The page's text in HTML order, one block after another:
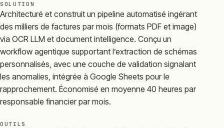
SOLUTION
Architecturé et construit un pipeline automatisé ingérant
des milliers de factures par mois (formats PDF et image)
via OCR LLM et document intelligence. Conçu un
workflow agentique supportant l’extraction de schémas
personnalisés, avec une couche de validation signalant
les anomalies, intégrée à Google Sheets pour le
rapprochement. Économisé en moyenne 40 heures par
responsable financier par mois.
OUTILS